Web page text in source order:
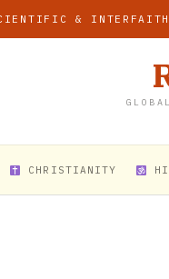
& INTERFAITH
CHRISTIANITY